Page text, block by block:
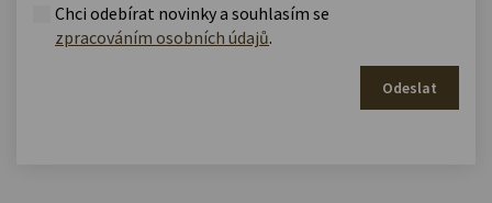
Chci odebírat novinky a souhlasím se
zpracováním osobních údajů.
Odeslat